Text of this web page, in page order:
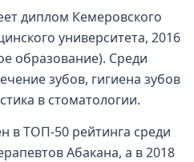
диплом Кемеровского
университета, 2016
образование). Среди
зубов, гигиена зубов
в стоматологии.
в ТОП-50 рейтинга среди
Абакана, а в 2018